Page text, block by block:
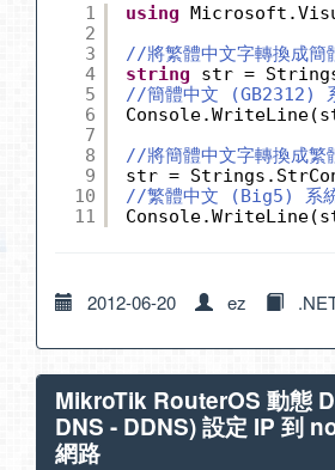
1
2
3
4
5
6
7
8
9
10
11
using
//將繁體中文字轉換成簡
string
str =
//簡體中文 (GB2312)
//將簡體中文字轉換成繁
str =
//繁體中文 (Big5) 系
2012-06-20 ez
MikroTik RouterOS 動態
DNS - DDNS) 設定 IP 到
網路